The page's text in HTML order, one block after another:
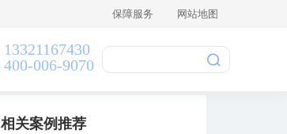
保障服务 网站地图
13321167430
400-006-9070
相关案例推荐